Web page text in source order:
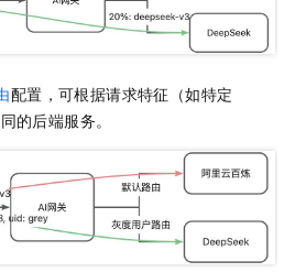
配置，可根据请求特征（如特定
的后端服务。